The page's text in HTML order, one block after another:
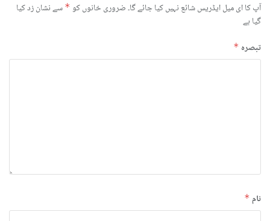
آپ کا ای میل ایڈریس شائع نہیں کیا جائے گا۔ضروری خانوں کو * سے نشان زد کیا
گیا ہے
تبصرہ *
نام *